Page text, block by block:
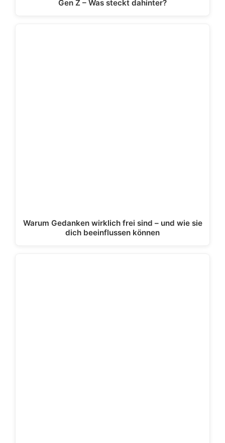
Gen Z – Was steckt dahinter?
Warum Gedanken wirklich frei sind – und wie sie
dich beeinflussen können